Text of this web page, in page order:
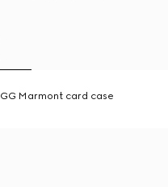
GG Marmont card case